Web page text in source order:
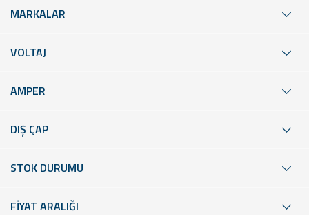
MARKALAR
VOLTAJ
AMPER
DIŞ ÇAP
STOK DURUMU
FİYAT ARALIĞI